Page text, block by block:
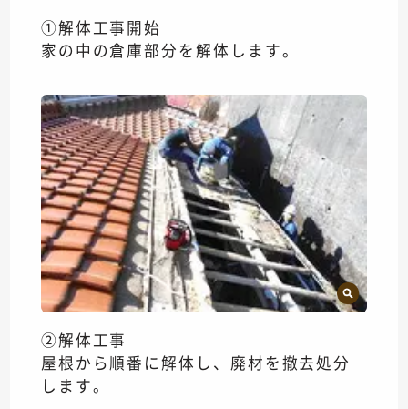
①解体工事開始
家の中の倉庫部分を解体します。
②解体工事
屋根から順番に解体し、廃材を撤去処分
します。